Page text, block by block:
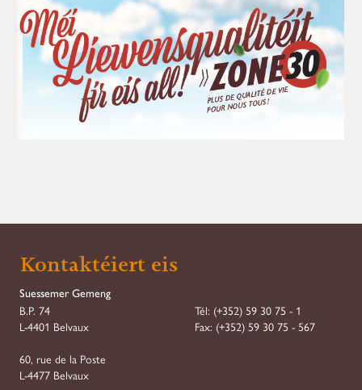
Kontaktéiert eis
Suessemer Gemeng
B.P. 74
L-4401 Belvaux
60, rue de la Poste
L-4477 Belvaux
Tél: (+352) 59 30 75 - 1
Fax: (+352) 59 30 75 - 567